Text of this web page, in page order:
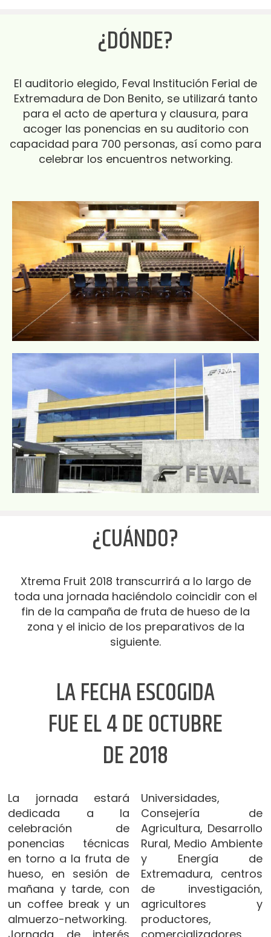
¿DÓNDE?
El auditorio elegido, Feval Institución Ferial de
Extremadura de Don Benito, se utilizará tanto
para el acto de apertura y clausura, para
acoger las ponencias en su auditorio con
capacidad para 700 personas, así como para
celebrar los encuentros networking.
¿CUÁNDO?
Xtrema Fruit 2018 transcurrirá a lo largo de
toda una jornada haciéndolo coincidir con el
fin de la campaña de fruta de hueso de la
zona y el inicio de los preparativos de la
siguiente.
LA FECHA ESCOGIDA
FUE EL 4 DE OCTUBRE
DE 2018
La jornada estará
dedicada a la
celebración de
ponencias técnicas
en torno a la fruta de
hueso, en sesión de
mañana y tarde, con
un coffee break y un
almuerzo-networking.
Universidades,
Consejería de
Agricultura, Desarrollo
Rural, Medio Ambiente
y Energía de
Extremadura, centros
de investigación,
agricultores y
productores,